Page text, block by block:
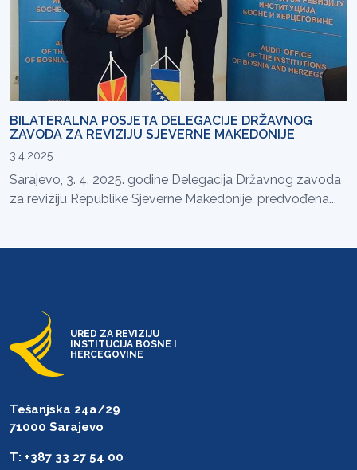
BILATERALNA POSJETA DELEGACIJE DRŽAVNOG
ZAVODA ZA REVIZIJU SJEVERNE MAKEDONIJE
3.4.2025
Sarajevo, 3. 4. 2025. godine Delegacija Državnog zavoda
za reviziju Republike Sjeverne Makedonije, predvođena...
URED ZA REVIZIJU
INSTITUCIJA BOSNE I
HERCEGOVINE
Tešanjska 24a/29
71000 Sarajevo
T: +387 33 27 54 00